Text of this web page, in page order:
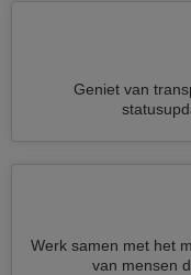
Geniet van
Werk samen met het
van mensen